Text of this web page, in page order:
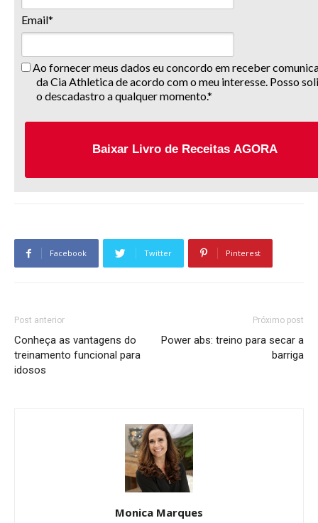
Email*
Ao fornecer meus dados eu concordo em receber
da Cia Athletica de acordo com o meu interesse. Posso
o descadastro a qualquer momento.*
Baixar Livro de Receitas AGORA
Facebook Twitter Pinterest
Post anterior
Conheça as vantagens do
treinamento funcional para
idosos
Próximo post
Power abs: treino para secar a
barriga
Monica Marques